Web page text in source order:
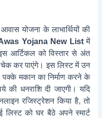
योजना के लाभार्थियों की
Yojana New Listमें
आर्टिकल को विस्तार से अंत
चेक कर पाएंगे। इस लिस्ट में उन
पक्के मकान का निर्माण करने के
धनराशि दी जाएगी। यदि
रजिस्ट्रेशन किया है, तो
लिस्ट को घर बैठे अपने स्मार्ट